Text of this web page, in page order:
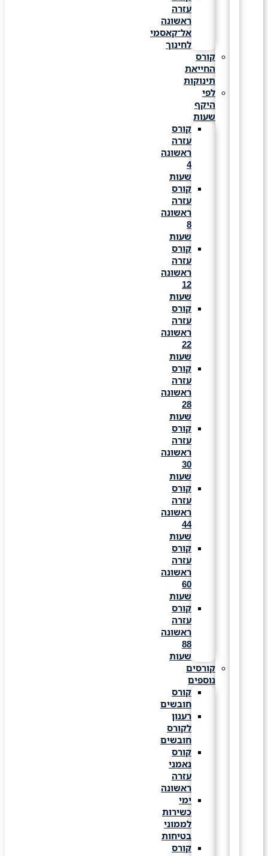
עזרה
ראשונה
אל־קאסמי
לחינוך
קורס
החייאת
תינוקות
לפי
היקף
שעות
קורס
עזרה
ראשונה
שעות
קורס
עזרה
ראשונה
שעות
קורס
עזרה
ראשונה
שעות
קורס
עזרה
ראשונה
שעות
קורס
עזרה
ראשונה
שעות
קורס
עזרה
ראשונה
שעות
קורס
עזרה
ראשונה
שעות
קורס
עזרה
ראשונה
שעות
קורס
עזרה
ראשונה
שעות
קורסים
נוספים
קורס
חובשים
רענון
לקורס
חובשים
קורס
נאמני
עזרה
ראשונה
ימי
כשירות
לממוני
בטיחות
קורס